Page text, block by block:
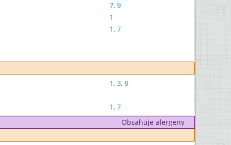
7, 9
1
1, 7
1, 3, 8
1, 7
Obsahuje alergeny